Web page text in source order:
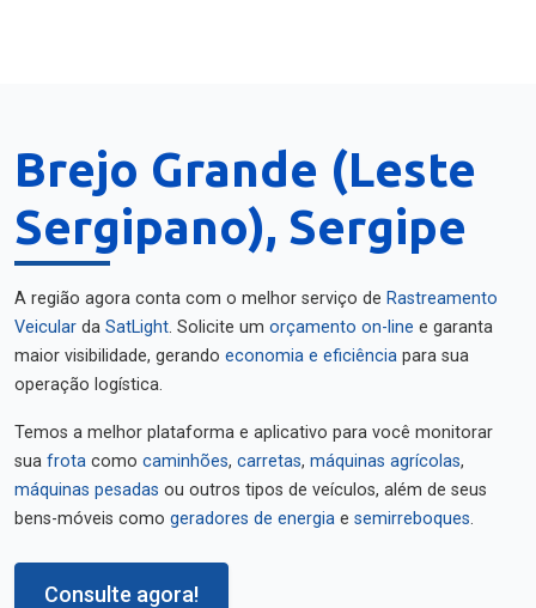
Brejo Grande (Leste
Sergipano), Sergipe
A região agora conta com o melhor serviço de Rastreamento
Veicular da SatLight. Solicite um orçamento on-line e garanta
maior visibilidade, gerando economia e eficiência para sua
operação logística.
Temos a melhor plataforma e aplicativo para você monitorar
sua frota como caminhões, carretas, máquinas agrícolas,
máquinas pesadas ou outros tipos de veículos, além de seus
bens-móveis como geradores de energia e semirreboques.
Consulte agora!